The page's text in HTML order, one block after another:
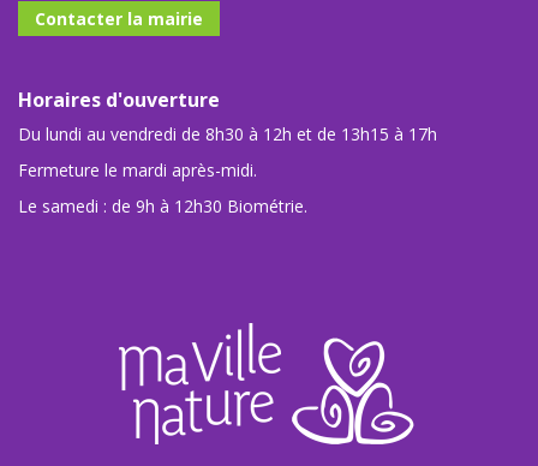
Contacter la mairie
Horaires d'ouverture
Du lundi au vendredi de 8h30 à 12h et de 13h15 à 17h
Fermeture le mardi après-midi.
Le samedi : de 9h à 12h30 Biométrie.